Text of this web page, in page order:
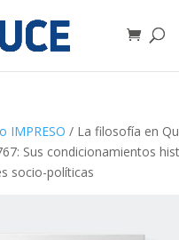
IMPRESO / La filosofía en
Sus condicionamientos
socio-políticas